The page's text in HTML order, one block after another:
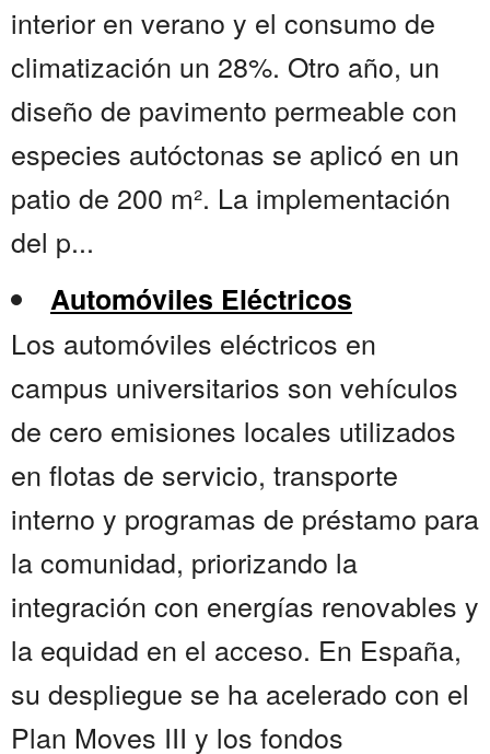
interior en verano y el consumo de
climatización un 28%. Otro año, un
diseño de pavimento permeable con
especies autóctonas se aplicó en un
patio de 200 m². La implementación
del p...
Automóviles Eléctricos
Los automóviles eléctricos en
campus universitarios son vehículos
de cero emisiones locales utilizados
en flotas de servicio, transporte
interno y programas de préstamo para
la comunidad, priorizando la
integración con energías renovables y
la equidad en el acceso. En España,
su despliegue se ha acelerado con el
Plan Moves III y los fondos